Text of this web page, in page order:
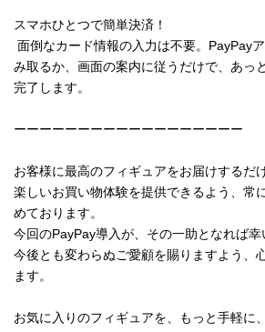
スマホひとつで簡単決済！
面倒なカード情報の入力は不要。PayPay
み取るか、画面の案内に従うだけで、あっ
完了します。
ーーーーーーーーーーーーーーーーーー
お客様に最高のフィギュアをお届けするだ
楽しいお買い物体験を提供できるよう、常
めております。
今回のPayPay導入が、その一助となれば幸
今後とも変わらぬご愛顧を賜りますよう、
ます。
お気に入りのフィギュアを、もっと手軽に